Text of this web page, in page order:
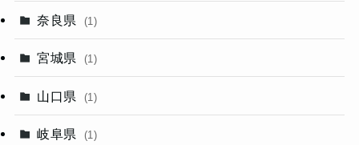
奈良県 (1)
宮城県 (1)
山口県 (1)
岐阜県 (1)